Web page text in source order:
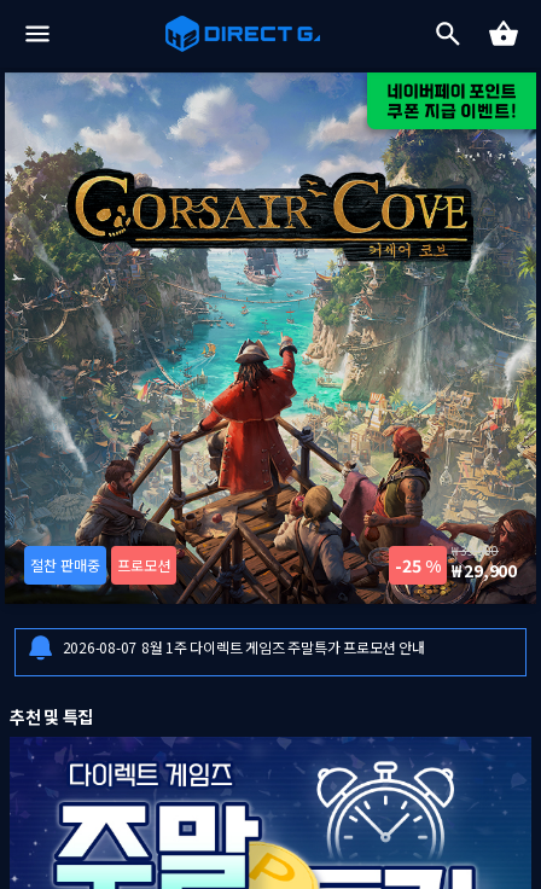
절찬 판매중 프로모션 25 %
39,900
29,900
2026-08-06 [드래곤즈 도그마 2: 다크 어리즌 한국어판] 예약판매 안내
2026-08-06 일부 금융기관 점검으로 인한 결제 시스템 이용 제한 안내
2026-08-07 8월 1주 다이렉트 게임즈 주말특가 프로모션 안내
2026-08-06
2026-08-07 8월 1주 다이렉트 게임즈 주말특가 프로모션 안내
2026-08-06 [드래곤즈 도그마 2: 다크 어리즌 한국어판] 예약판매 안내
추천 및 특집